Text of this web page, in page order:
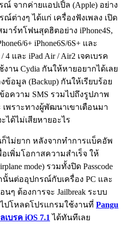
จากค่ายแอปเปิ้ล (Apple) อย่าง
ณ์ต่างๆ ได้แก่ เครื่องฟังเพลง เปิด
มาร์ทโฟนสุดฮิตอย่าง iPhone4S,
6+ iPhone6S/6S+ และ
4 และ iPad Air / Air2 เจคเบรค
าน Cydia กันให้หายอยากได้เลย
อมูล (Backup) กันให้เรียบร้อย
ความ SMS รวมไปถึงรูปภาพ
พราะทางผู้พัฒนาเขาเตือนมา
ได้ไม่เสียหายอะไร
ไม่ยาก หลังจากทำการแบ็คอัพ
เพิ่มโอกาสความสำเร็จ ให้
mode) รวมทั้งปิด Passcode
นั้นต่ออุปกรณ์กับเครื่อง PC และ
ๆ ต้องการจะ Jailbreak ระบบ
ปโหลดโปรแกรมใช้งานที่ Pangu
เบรค iOS 7.1 ได้ทันทีเลย